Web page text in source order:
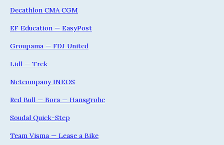
Decathlon CMA CGM
EF Education — EasyPost
Groupama — FDJ United
Lidl — Trek
Netcompany INEOS
Red Bull — Bora — Hansgrohe
Soudal Quick-Step
Team Visma — Lease a Bike